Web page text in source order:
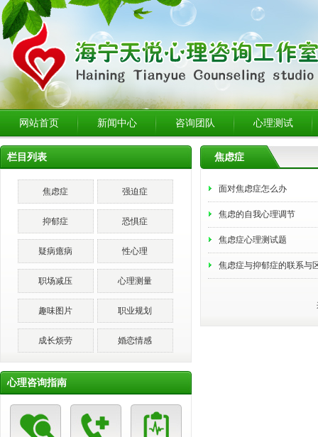
网站首页 新闻中心 咨询团队 心理测试
栏目列表
焦虑症 强迫症
抑郁症 恐惧症
疑病癔病 性心理
职场减压 心理测量
趣味图片 职业规划
成长烦劳 婚恋情感
心理咨询指南
焦虑症
面对焦虑症怎么办
焦虑的自我心理调节
焦虑症心理测试题
焦虑症与抑郁症的联系与